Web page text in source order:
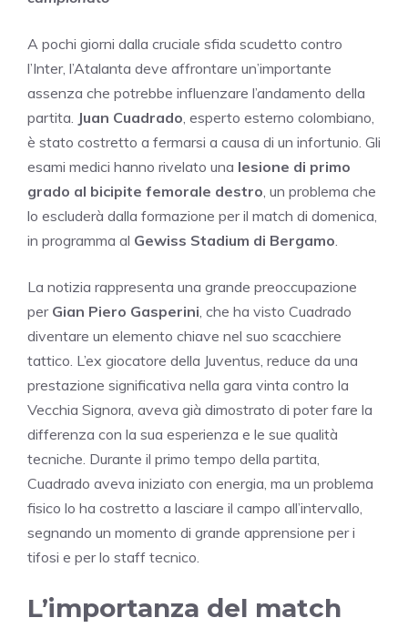
A pochi giorni dalla cruciale sfida scudetto contro
l’Inter, l’Atalanta deve affrontare un’importante
assenza che potrebbe influenzare l’andamento della
partita. Juan Cuadrado , esperto esterno colombiano,
è stato costretto a fermarsi a causa di un infortunio. Gli
esami medici hanno rivelato una lesione di primo
grado al bicipite femorale destro , un problema che
lo escluderà dalla formazione per il match di domenica,
in programma al Gewiss Stadium di Bergamo
La notizia rappresenta una grande preoccupazione
per Gian Piero Gasperini , che ha visto Cuadrado
diventare un elemento chiave nel suo scacchiere
tattico. L’ex giocatore della Juventus, reduce da una
prestazione significativa nella gara vinta contro la
Vecchia Signora, aveva già dimostrato di poter fare la
differenza con la sua esperienza e le sue qualità
tecniche. Durante il primo tempo della partita,
Cuadrado aveva iniziato con energia, ma un problema
fisico lo ha costretto a lasciare il campo all’intervallo,
segnando un momento di grande apprensione per i
tifosi e per lo staff tecnico.
L’importanza del match